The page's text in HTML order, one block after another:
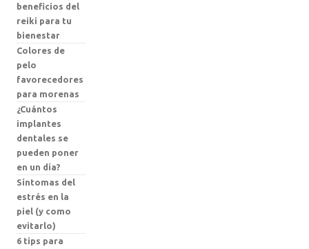
beneficios del
reiki para tu
bienestar
Colores de
pelo
favorecedores
para morenas
¿Cuántos
implantes
dentales se
pueden poner
en un día?
Síntomas del
estrés en la
piel (y como
evitarlo)
6 tips para